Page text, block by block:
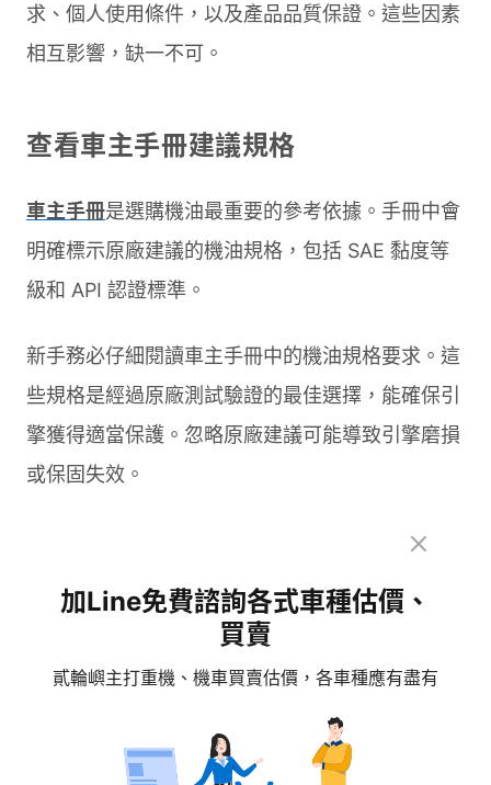
加Line免費諮詢各式車種估價、
買賣
貳輪嶼主打重機、機車買賣估價，各車種應有盡有
求、個人使用條件，以及產品品質保證。這些因素
相互影響，缺一不可。
查看車主手冊建議規格
車主手冊是選購機油最重要的參考依據。手冊中會
明確標示原廠建議的機油規格，包括 SAE 黏度等
級和 API 認證標準。
新手務必仔細閱讀車主手冊中的機油規格要求。這
些規格是經過原廠測試驗證的最佳選擇，能確保引
擎獲得適當保護。忽略原廠建議可能導致引擎磨損
或保固失效。
台灣地區溫暖的氣候條件下，若大部分都在平地騎
等級能在各種溫度下提供穩定的潤滑效果。
騎乘習慣 不同，機油選擇也應該相應調